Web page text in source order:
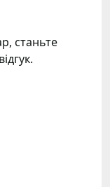
станьте